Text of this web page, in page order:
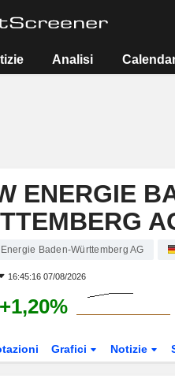
Analisi
ENERGIE
Baden-Württemberg AG
16:45:16 07/08/2026
+1,20%
Grafici Notizie